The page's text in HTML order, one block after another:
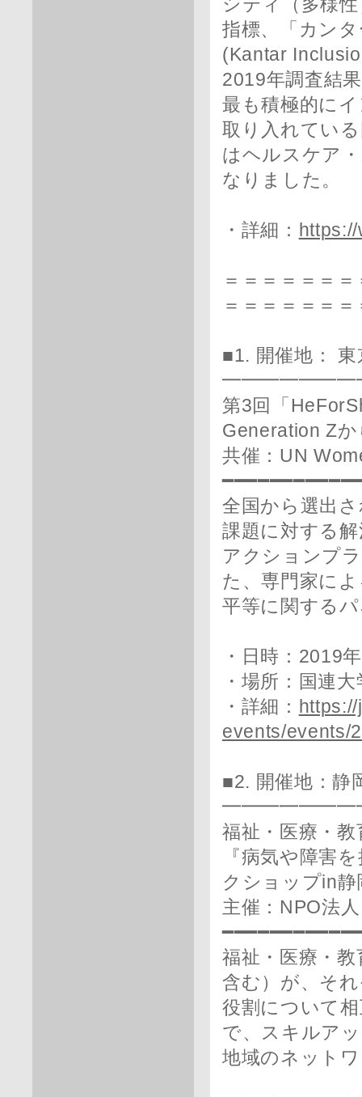
シティ（多様
指標、「カン
(Kantar
2019年調査結
最も積極的に
取り入れてい
はヘルスケア
なりました。
・詳細：
＝＝＝＝＝＝
＝＝＝＝＝＝＝
■1. 開催地：
第3回「
Generation Z
共催：UN
全国から選出
課題に対する
アクションプ
た、専門家に
平等に関する
・日時：2019
・場所：国連大
・詳細：
events/events/
■2. 開催地：静
福祉・医療・
『病気や障害
クショップin静
主催：NPO法
福祉・医療・
含む）が、そ
役割について
で、スキルア
地域のネット